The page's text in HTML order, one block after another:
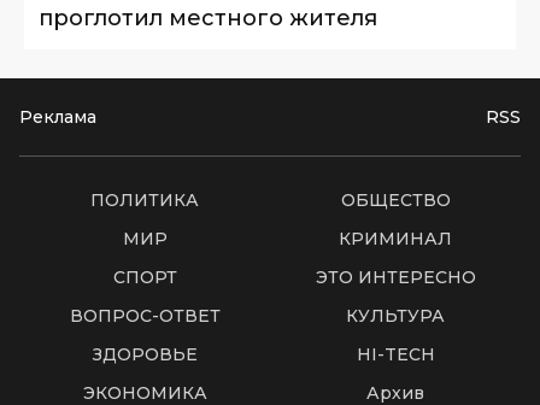
проглотил местного жителя
Реклама RSS
ПОЛИТИКА
ОБЩЕСТВО
МИР
КРИМИНАЛ
СПОРТ
ЭТО ИНТЕРЕСНО
ВОПРОС-ОТВЕТ
КУЛЬТУРА
ЗДОРОВЬЕ
HI-TECH
ЭКОНОМИКА
Архив